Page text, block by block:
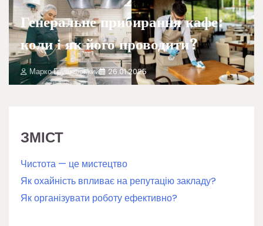
Генеральне прибирання кафе:
коли і як його проводити?
Марко Грушевський 26.01.2025
ЗМІСТ
Чистота — це мистецтво
Як охайність впливає на репутацію закладу?
Як організувати роботу ефективно?